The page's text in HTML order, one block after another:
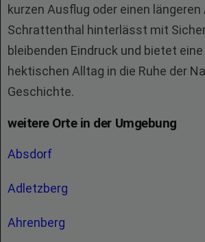
kurzen Ausflug oder einen
Schrattenthal hinterlässt mit
bleibenden Eindruck und bietet
hektischen Alltag in die Ruhe der
Geschichte.
weitere Orte in der Umgebung
Absdorf
Adletzberg
Ahrenberg